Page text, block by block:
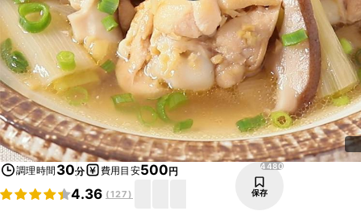
調理時間 30分 費用目安500円
4.36 (127)
4480
保存